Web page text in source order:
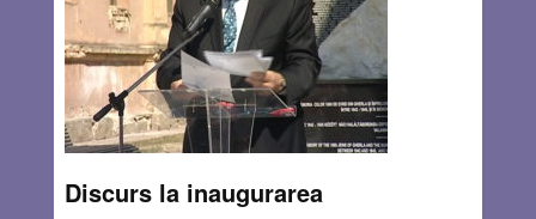
la capăt pentru a trage o concluzie corectă.
Read more…
MAY 26, 2016 5 COMMENTS
Discurs la inaugurarea